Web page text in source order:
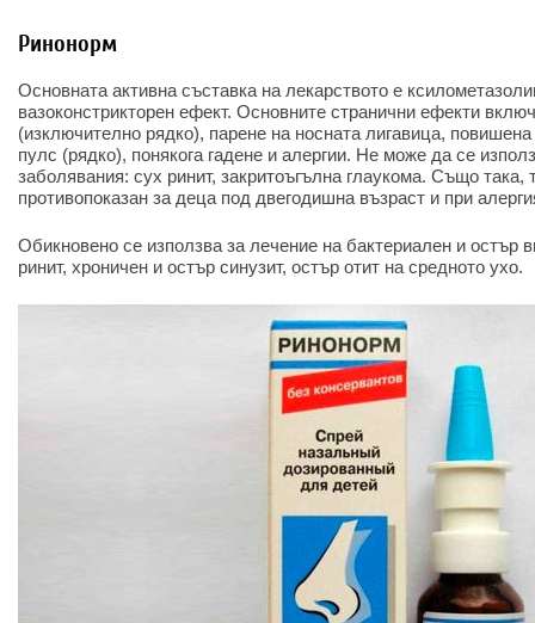
Ринонорм
Основната активна съставка на лекарството е
вазоконстрикторен ефект. Основните странични ефекти
(изключително рядко), парене на носната лигавица,
пулс (рядко), понякога гадене и алергии. Не може да се
заболявания: сух ринит, закритоъгълна глаукома. Също така,
противопоказан за деца под двегодишна възраст и при
Обикновено се използва за лечение на бактериален и остър
ринит, хроничен и остър синузит, остър отит на средното ухо.